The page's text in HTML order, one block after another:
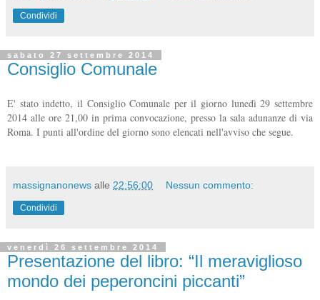
Condividi
sabato 27 settembre 2014
Consiglio Comunale
E' stato indetto, il Consiglio Comunale per il giorno lunedì 29 settembre
2014 alle ore 21,00 in prima convocazione, presso la sala adunanze di via
Roma. I punti all'ordine del giorno sono elencati nell'avviso che segue.
massignanonews alle 22:56:00 Nessun commento:
Condividi
venerdì 26 settembre 2014
Presentazione del libro: “Il meraviglioso
mondo dei peperoncini piccanti”